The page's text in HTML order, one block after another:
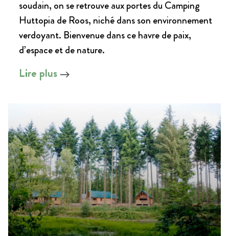
soudain, on se retrouve aux portes du Camping
Huttopia de Roos, niché dans son environnement
verdoyant. Bienvenue dans ce havre de paix,
d’espace et de nature.
Lire plus